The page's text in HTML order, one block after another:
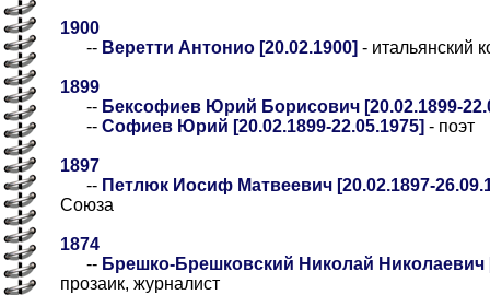
1900
-- Веретти Антонио [20.02.1900] - итальянский
1899
-- Бексофиев Юрий Борисович [20.02.1899-
-- Софиев Юрий [20.02.1899-22.05.1975] - поэт
1897
-- Петлюк Иосиф Матвеевич [20.02.1897-
Союза
1874
-- Брешко-Брешковский Николай Николаевич
прозаик, журналист